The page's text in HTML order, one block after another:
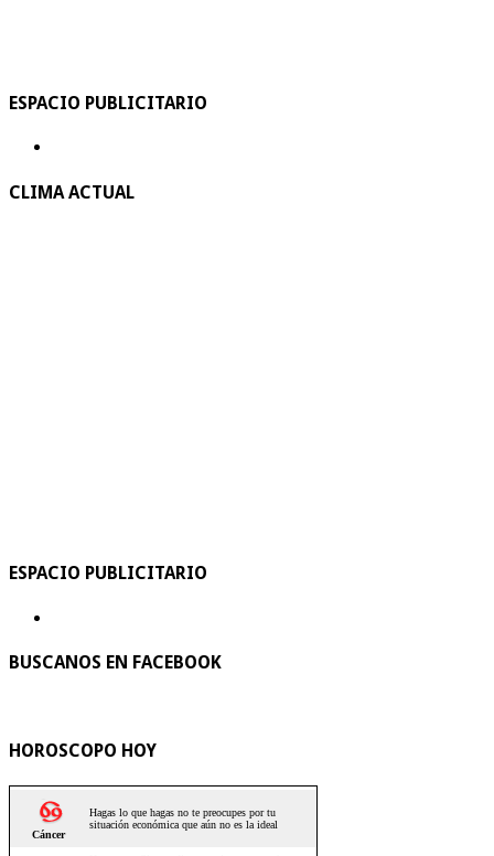
ESPACIO PUBLICITARIO
CLIMA ACTUAL
ESPACIO PUBLICITARIO
BUSCANOS EN FACEBOOK
HOROSCOPO HOY